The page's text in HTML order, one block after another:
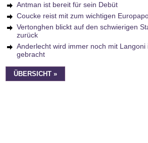
Antman ist bereit für sein Debüt
Coucke reist mit zum wichtigen
Vertonghen blickt auf den schwierigen
zurück
Anderlecht wird immer noch mit Langoni
gebracht
ÜBERSICHT »